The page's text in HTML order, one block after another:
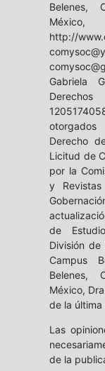
Belenes,
México,
http://
Gabriela
Derecho
Licitud de
por la
y
de
División de
Campus
Belenes,
México,
de la
Las
de la